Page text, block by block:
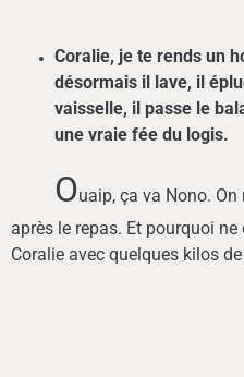
Coralie, je te rends un
désormais il lave, il
vaisselle, il passe le
une vraie fée du logis.
Ouaip, ça va Nono.
après le repas. Et pourquoi
Coralie avec quelques kilos